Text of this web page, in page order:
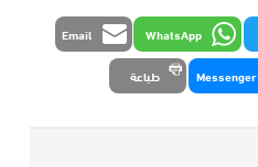
WhatsApp
Email
Messenger طباعة